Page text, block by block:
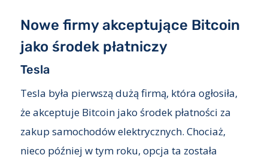
Nowe firmy akceptujące Bitcoin
jako środek płatniczy
Tesla
Tesla była pierwszą dużą firmą, która ogłosiła,
że akceptuje Bitcoin jako środek płatności za
zakup samochodów elektrycznych. Chociaż,
nieco później w tym roku, opcja ta została